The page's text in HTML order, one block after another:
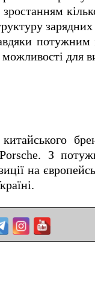
зростанням
зарядних
потужним
для
Porsche. З
на